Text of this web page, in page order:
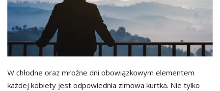
W chłodne oraz mroźne dni obowiązkowym elementem
każdej kobiety jest odpowiednia zimowa kurtka. Nie tylko